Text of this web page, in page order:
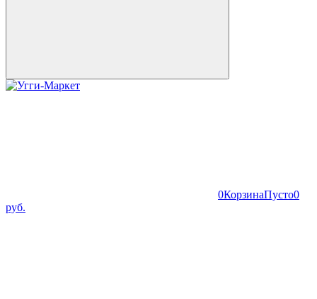
0КорзинаПусто0
руб.